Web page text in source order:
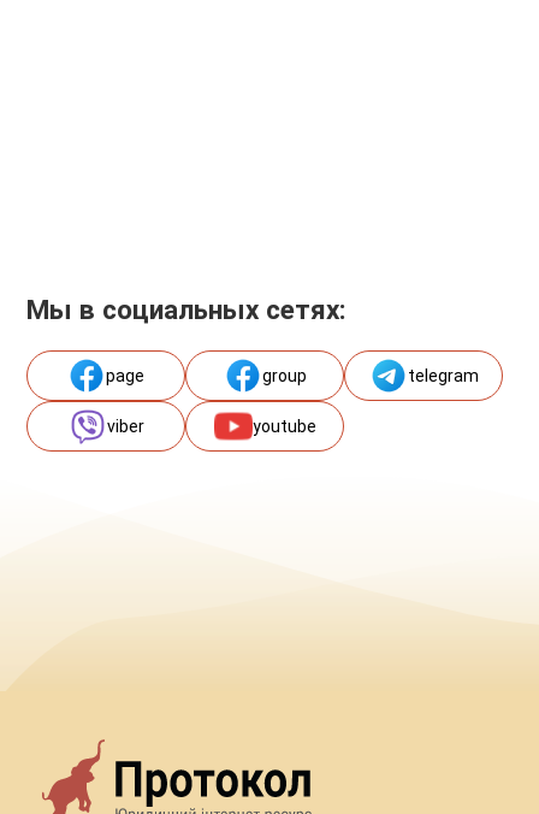
Мы в социальных сетях:
page group telegram
viber youtube